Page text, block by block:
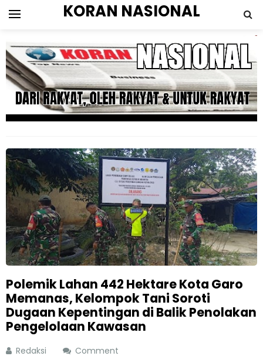
KORAN NASIONAL
Polemik Lahan 442 Hektare Kota Garo
Memanas, Kelompok Tani Soroti
Dugaan Kepentingan di Balik Penolakan
Pengelolaan Kawasan
Redaksi
Comment